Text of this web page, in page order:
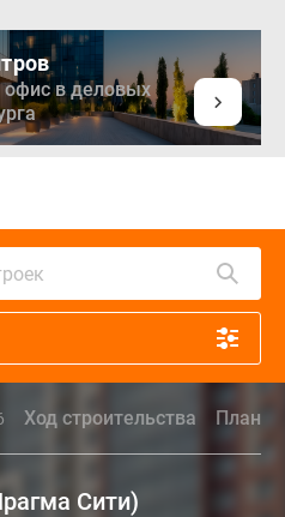
в деловых
Ход строительства
Сити)